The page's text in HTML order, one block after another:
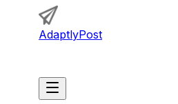
AdaptlyPost